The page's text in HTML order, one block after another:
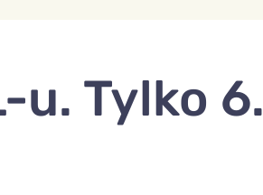
u. Tylko 6.